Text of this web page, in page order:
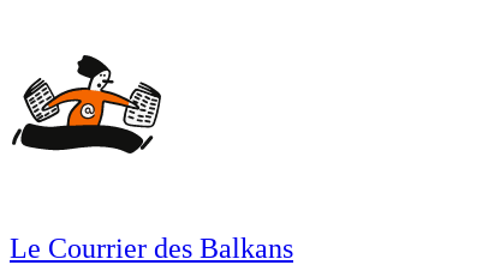
Le Courrier des Balkans